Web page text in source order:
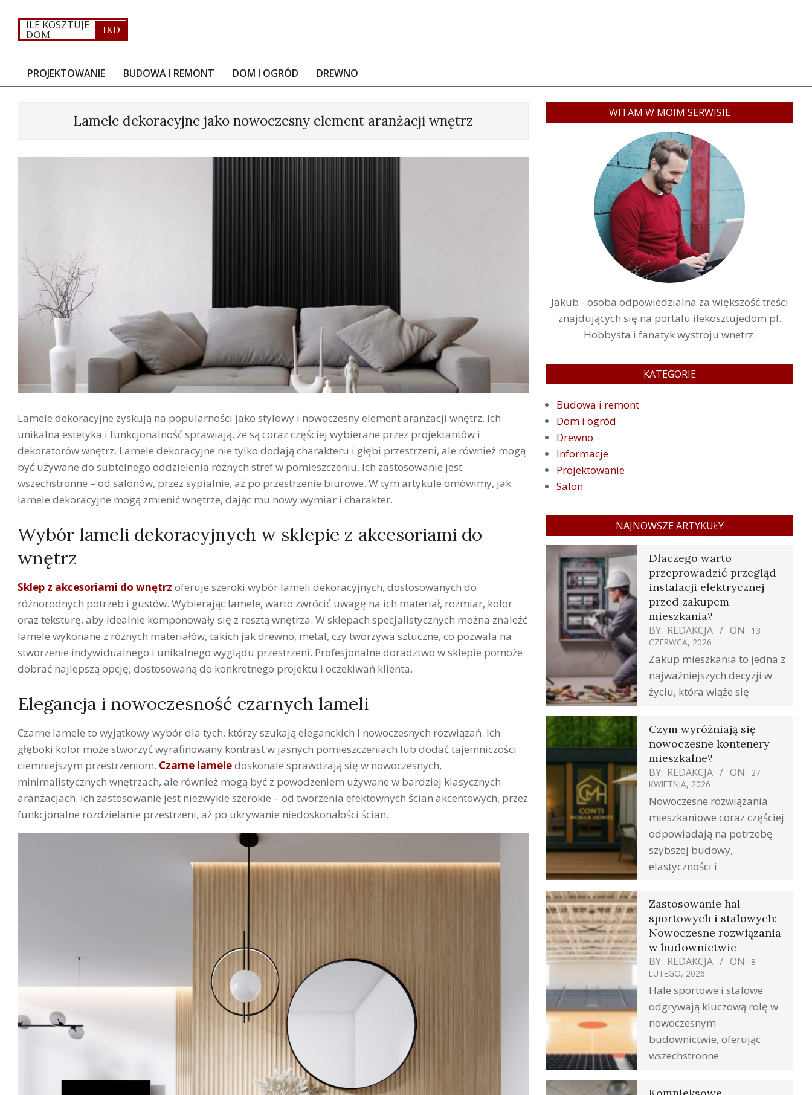
content
ILE KOSZTUJE
DOM IKD
Primary
PROJEKTOWANIE BUDOWA I REMONT DOM I OGRÓD DREWNO
Lamele dekoracyjne jako nowoczesny element aranżacji wnętrz
Lamele dekoracyjne zyskują na popularności jako stylowy i nowoczesny element aranżacji wnętrz. Ich
unikalna estetyka i funkcjonalność sprawiają, że są coraz częściej wybierane przez projektantów i
dekoratorów wnętrz. Lamele dekoracyjne nie tylko dodają charakteru i głębi przestrzeni, ale również mogą
być używane do subtelnego oddzielenia różnych stref w pomieszczeniu. Ich zastosowanie jest
wszechstronne – od salonów, przez sypialnie, aż po przestrzenie biurowe. W tym artykule omówimy, jak
lamele dekoracyjne mogą zmienić wnętrze, dając mu nowy wymiar i charakter.
Wybór lameli dekoracyjnych w sklepie z akcesoriami do
wnętrz
Sklep z akcesoriami do wnętrz oferuje szeroki wybór lameli dekoracyjnych, dostosowanych do
różnorodnych potrzeb i gustów. Wybierając lamele, warto zwrócić uwagę na ich materiał, rozmiar, kolor
oraz teksturę, aby idealnie komponowały się z resztą wnętrza. W sklepach specjalistycznych można znaleźć
lamele wykonane z różnych materiałów, takich jak drewno, metal, czy tworzywa sztuczne, co pozwala na
stworzenie indywidualnego i unikalnego wyglądu przestrzeni. Profesjonalne doradztwo w sklepie pomoże
dobrać najlepszą opcję, dostosowaną do konkretnego projektu i oczekiwań klienta.
Elegancja i nowoczesność czarnych lameli
Czarne lamele to wyjątkowy wybór dla tych, którzy szukają eleganckich i nowoczesnych rozwiązań. Ich
głęboki kolor może stworzyć wyrafinowany kontrast w jasnych pomieszczeniach lub dodać tajemniczości
ciemniejszym przestrzeniom. Czarne lameledoskonale sprawdzają się w nowoczesnych,
minimalistycznych wnętrzach, ale również mogą być z powodzeniem używane w bardziej klasycznych
aranżacjach. Ich zastosowanie jest niezwykle szerokie – od tworzenia efektownych ścian akcentowych, przez
funkcjonalne rozdzielanie przestrzeni, aż po ukrywanie niedoskonałości ścian.
WITAM W MOIM SERWISIE
Jakub - osoba odpowiedzialna za większość treści
znajdujących się na portalu ilekosztujedom.pl.
Hobbysta i fanatyk wystroju wnetrz.
KATEGORIE
Budowa i remont
Dom i ogród
Drewno
Informacje
Projektowanie
Salon
NAJNOWSZE ARTYKUŁY
Dlaczego warto
przeprowadzić przegląd
instalacji elektrycznej
przed zakupem
mieszkania?
BY: REDAKCJA ON: 13
CZERWCA, 2026
Zakup mieszkania to jedna z
najważniejszych decyzji w
życiu, która wiąże się
Czym wyróżniają się
nowoczesne kontenery
mieszkalne?
BY: REDAKCJA ON: 27
KWIETNIA, 2026
Nowoczesne rozwiązania
mieszkaniowe coraz częściej
odpowiadają na potrzebę
szybszej budowy,
elastyczności i
Zastosowanie hal
sportowych i stalowych:
Nowoczesne rozwiązania
w budownictwie
BY: REDAKCJA ON: 8
LUTEGO, 2026
Hale sportowe i stalowe
odgrywają kluczową rolę w
nowoczesnym
budownictwie, oferując
wszechstronne